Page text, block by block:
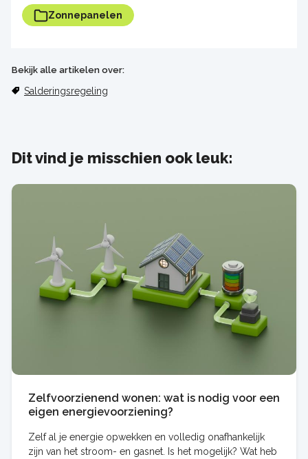
Zonnepanelen
Bekijk alle artikelen over:
Salderingsregeling
Dit vind je misschien ook leuk:
Zelfvoorzienend wonen: wat is nodig voor een
eigen energievoorziening?
Zelf al je energie opwekken en volledig onafhankelijk
zijn van het stroom- en gasnet. Is het mogelijk? Wat heb